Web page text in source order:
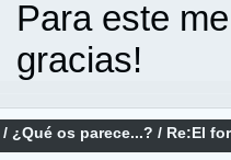
Para este
gracias!
/ ¿Qué os parece...? / Re:El